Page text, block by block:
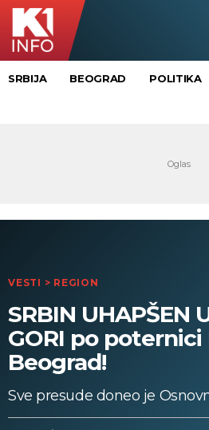
SRBIJA BEOGRAD POLITIKA
VESTI > REGION
SRBIN UHAPŠEN
GORI po
Beograd!
Sve presude doneo je